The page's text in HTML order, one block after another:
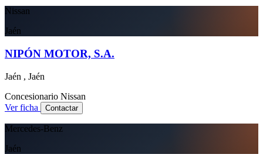
Nissan
Jaén
NIPÓN MOTOR, S.A.
Jaén , Jaén
Concesionario Nissan
Ver ficha
Contactar
Mercedes-Benz
Jaén